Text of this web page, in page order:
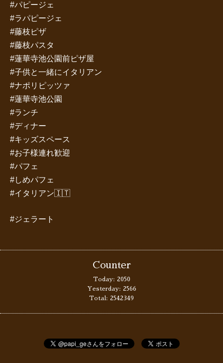
#パピージェ
#ラパピージェ
#藤枝ピザ
#藤枝パスタ
#蓮華寺池公園前ピザ屋
#子供と一緒にイタリアン
#ナポリピッツァ
#蓮華寺池公園
#ランチ
#ディナー
#キッズスペース
#お子様連れ歓迎
#パフェ
#しめパフェ
#イタリアン🇮🇹
#ジェラート
Counter
Today: 2050
Yesterday: 2566
Total: 2542349